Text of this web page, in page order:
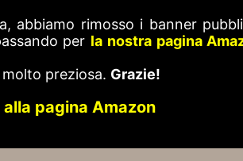
abbiamo rimosso i banner
per la nostra pagina
preziosa. Grazie!
alla pagina Amazon